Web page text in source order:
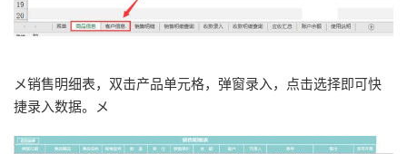
メ销售明细表，双击产品单元格，弹窗录入，点击选择即可快
捷录入数据。メ